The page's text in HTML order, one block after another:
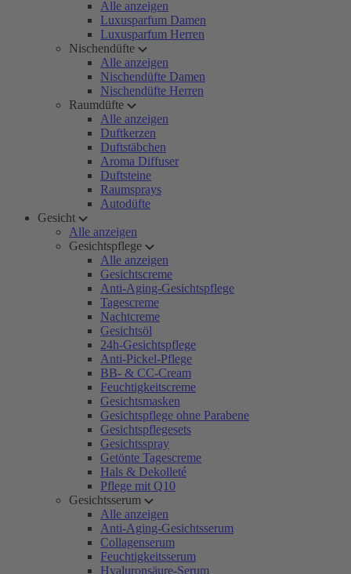
Alle anzeigen
Luxusparfum Damen
Luxusparfum Herren
Nischendüfte
Alle anzeigen
Nischendüfte Damen
Nischendüfte Herren
Raumdüfte
Alle anzeigen
Duftkerzen
Duftstäbchen
Aroma Diffuser
Duftsteine
Raumsprays
Autodüfte
Gesicht
Alle anzeigen
Gesichtspflege
Alle anzeigen
Gesichtscreme
Anti-Aging-Gesichtspflege
Tagescreme
Nachtcreme
Gesichtsöl
24h-Gesichtspflege
Anti-Pickel-Pflege
BB- & CC-Cream
Feuchtigkeitscreme
Gesichtsmasken
Gesichtspflege ohne Parabene
Gesichtspflegesets
Gesichtsspray
Getönte Tagescreme
Hals & Dekolleté
Pflege mit Q10
Gesichtsserum
Alle anzeigen
Anti-Aging-Gesichtsserum
Collagenserum
Feuchtigkeitsserum
Hyaluronsäure-Serum